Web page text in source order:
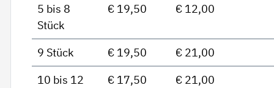
5 bis 8
Stück
€ 19,50 € 12,00
9 Stück € 19,50
€ 21,00
10 bis 12
€ 17,50 € 21,00